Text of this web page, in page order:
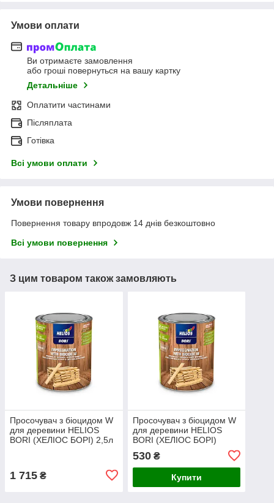
Умови оплати
Ви отримаєте замовлення
або гроші повернуться на вашу картку
Детальніше
Оплатити частинами
Післяплата
Готівка
Всі умови оплати
Умови повернення
Повернення товару впродовж 14 днів безкоштовно
Всі умови повернення
З цим товаром також замовляють
Просочувач з біоцидом W
для деревини HELIOS
BORI (ХЕЛІОС БОРІ) 2,5л
1 715 ₴
Просочувач з біоцидом W
для деревини HELIOS
BORI (ХЕЛІОС БОРІ)
530₴
Купити